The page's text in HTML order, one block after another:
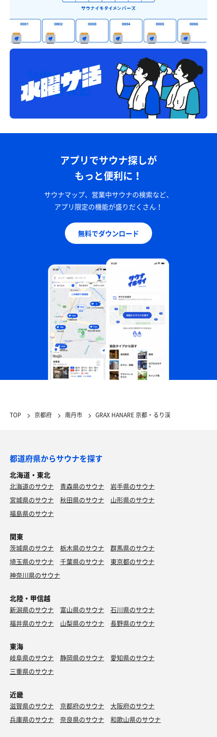
アプリでサウナ探しが
もっと便利に！
サウナマップ、営業中サウナの検索など、
アプリ限定の機能が盛りだくさん！
無料でダウンロード
TOP 京都府 南丹市 GRAX HANARE 京都・るり渓
都道府県からサウナを探す
北海道・東北
北海道のサウナ 青森県のサウナ
岩手県のサウナ
宮城県のサウナ
秋田県のサウナ
山形県のサウナ
福島県のサウナ
関東
茨城県のサウナ 栃木県のサウナ
群馬県のサウナ
埼玉県のサウナ
千葉県のサウナ
東京都のサウナ
神奈川県のサウナ
北陸・甲信越
新潟県のサウナ 富山県のサウナ
石川県のサウナ
福井県のサウナ
山梨県のサウナ 長野県のサウナ
東海
岐阜県のサウナ 静岡県のサウナ
愛知県のサウナ
三重県のサウナ
近畿
滋賀県のサウナ 京都府のサウナ
大阪府のサウナ
兵庫県のサウナ
奈良県のサウナ 和歌山県のサウナ